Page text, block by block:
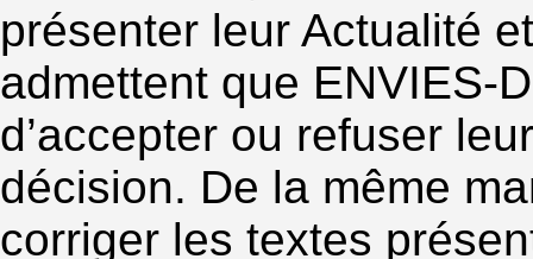
présenter leur Actualité
admettent que ENVIES-
d’accepter ou refuser
décision. De la même
corriger les textes